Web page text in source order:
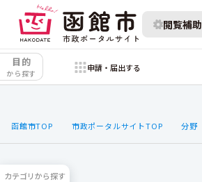
閲覧補助
目的
から探す
申請・届出する
函館市TOP 市政ポータルサイトTOP 分野
カテゴリから探す